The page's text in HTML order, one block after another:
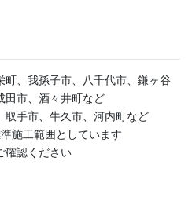
町、我孫子市、八千代市、鎌ヶ谷
田市、酒々井町など
取手市、牛久市、河内町など
施工範囲としています
確認ください